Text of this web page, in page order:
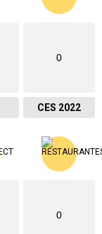
0
CES 2022
0